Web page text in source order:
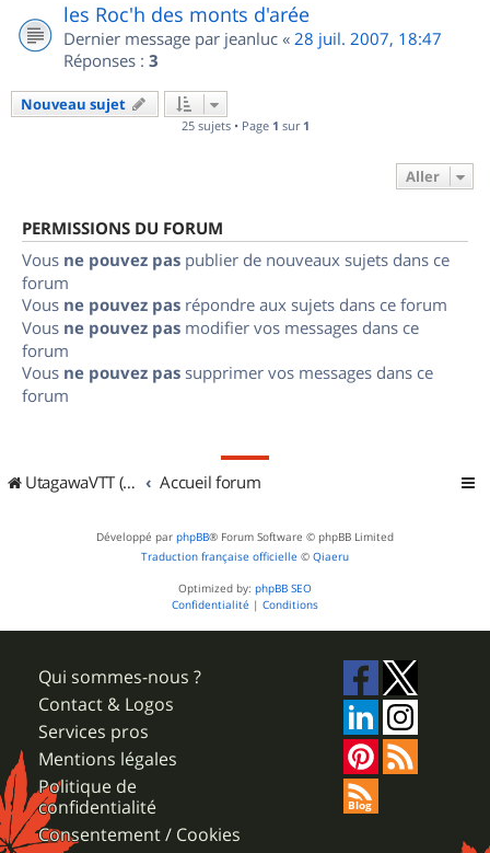
les Roc'h des monts d'arée
Dernier message par jeanluc « 28 juil. 2007, 18:47
Réponses : 3
Nouveau sujet
25 sujets • Page 1 sur 1
Aller
PERMISSIONS DU FORUM
Vous ne pouvez pas publier de nouveaux sujets dans ce
forum
Vous ne pouvez pas répondre aux sujets dans ce forum
Vous ne pouvez pas modifier vos messages dans ce
forum
Vous ne pouvez pas supprimer vos messages dans ce
forum
UtagawaVTT (Randos VTT et VTTAE avec traces GPS) Accueil forum
Développé par phpBB® Forum Software © phpBB Limited
Traduction française officielle © Qiaeru
Optimized by: phpBB SEO
Confidentialité | Conditions
Qui sommes-nous ?
Contact & Logos
Services pros
Mentions légales
Politique de
confidentialité
Consentement / Cookies